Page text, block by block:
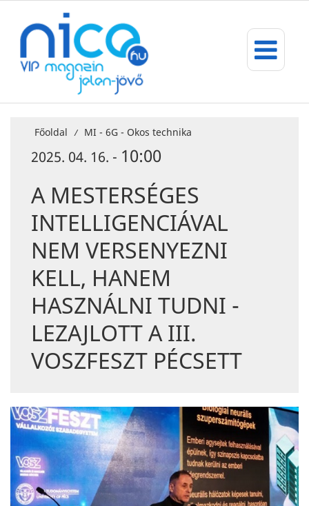
Főoldal / MI - 6G - Okos technika
2025. 04. 16. - 10:00
A MESTERSÉGES
INTELLIGENCIÁVAL
NEM VERSENYEZNI
KELL, HANEM
HASZNÁLNI TUDNI -
LEZAJLOTT A III.
VOSZFESZT PÉCSETT